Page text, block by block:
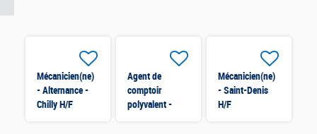
Mécanicien(ne)
- Alternance -
Chilly H/F
Agent de
comptoir
polyvalent -
Mécanicien(ne)
- Saint-Denis
H/F